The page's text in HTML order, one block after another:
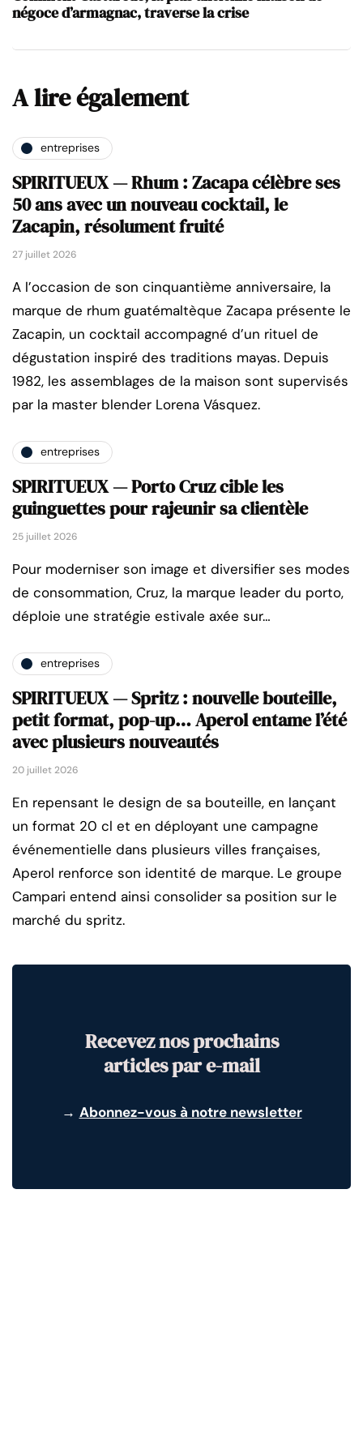
négoce d’armagnac, traverse la crise
A lire également
entreprises
SPIRITUEUX — Rhum : Zacapa célèbre ses
50 ans avec un nouveau cocktail, le
Zacapin, résolument fruité
27 juillet 2026
A l’occasion de son cinquantième anniversaire, la
marque de rhum guatémaltèque Zacapa présente le
Zacapin, un cocktail accompagné d’un rituel de
dégustation inspiré des traditions mayas. Depuis
1982, les assemblages de la maison sont supervisés
par la master blender Lorena Vásquez.
entreprises
SPIRITUEUX — Porto Cruz cible les
guinguettes pour rajeunir sa clientèle
25 juillet 2026
Pour moderniser son image et diversifier ses modes
de consommation, Cruz, la marque leader du porto,
déploie une stratégie estivale axée sur…
entreprises
SPIRITUEUX — Spritz : nouvelle bouteille,
petit format, pop-up… Aperol entame l’été
avec plusieurs nouveautés
20 juillet 2026
En repensant le design de sa bouteille, en lançant
un format 20 cl et en déployant une campagne
événementielle dans plusieurs villes françaises,
Aperol renforce son identité de marque. Le groupe
Campari entend ainsi consolider sa position sur le
marché du spritz.
Recevez nos prochains
articles par e-mail
→ Abonnez-vous à notre newsletter